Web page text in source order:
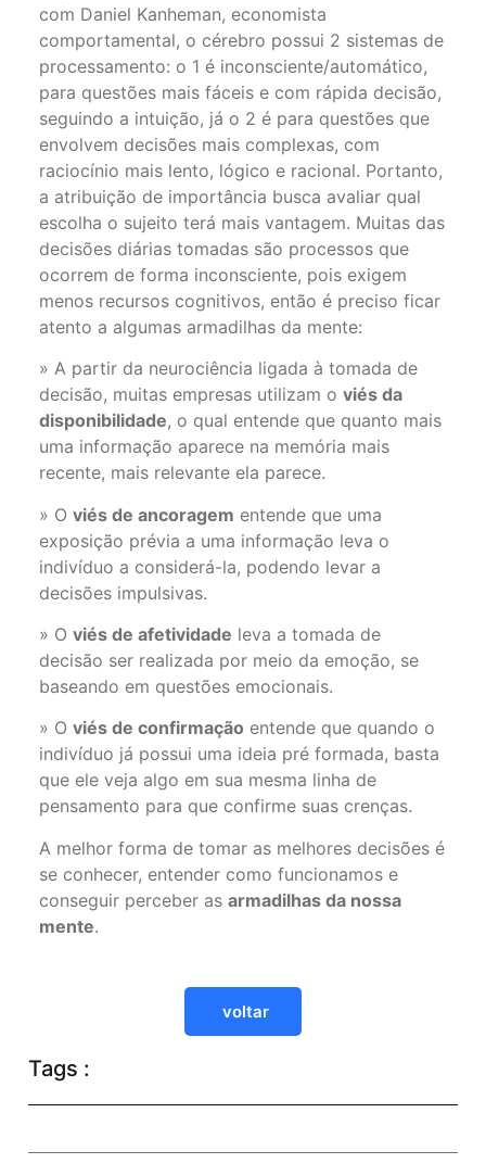
com Daniel Kanheman, economista
comportamental, o cérebro possui 2 sistemas de
processamento: o 1 é inconsciente/automático,
para questões mais fáceis e com rápida decisão,
seguindo a intuição, já o 2 é para questões que
envolvem decisões mais complexas, com
raciocínio mais lento, lógico e racional. Portanto,
a atribuição de importância busca avaliar qual
escolha o sujeito terá mais vantagem. Muitas das
decisões diárias tomadas são processos que
ocorrem de forma inconsciente, pois exigem
menos recursos cognitivos, então é preciso ficar
atento a algumas armadilhas da mente:
» A partir da neurociência ligada à tomada de
decisão, muitas empresas utilizam o viés da
disponibilidade, o qual entende que quanto mais
uma informação aparece na memória mais
recente, mais relevante ela parece.
» O viés de ancoragem entende que uma
exposição prévia a uma informação leva o
indivíduo a considerá-la, podendo levar a
decisões impulsivas.
» O viés de afetividade leva a tomada de
decisão ser realizada por meio da emoção, se
baseando em questões emocionais.
» O viés de confirmação entende que quando o
indivíduo já possui uma ideia pré formada, basta
que ele veja algo em sua mesma linha de
pensamento para que confirme suas crenças.
A melhor forma de tomar as melhores decisões é
se conhecer, entender como funcionamos e
conseguir perceber as armadilhas da nossa
mente.
voltar
Tags :